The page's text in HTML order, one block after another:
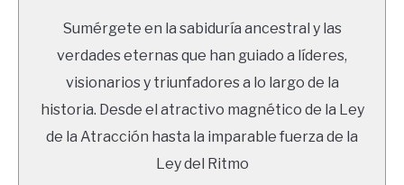
NEWSLETTER
Sumérgete en la sabiduría ancestral y las
verdades eternas que han guiado a líderes,
visionarios y triunfadores a lo largo de la
historia. Desde el atractivo magnético de la Ley
de la Atracción hasta la imparable fuerza de la
Ley del Ritmo